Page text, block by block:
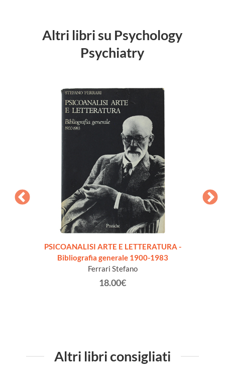
Altri libri su Psychology
Psychiatry
PSICOANALISI ARTE E LETTERATURA -
Bibliografia generale 1900-1983
Ferrari Stefano
18.00€
Altri libri consigliati